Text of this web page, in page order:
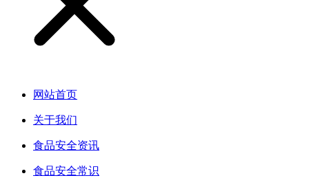
网站首页
关于我们
食品安全资讯
食品安全常识